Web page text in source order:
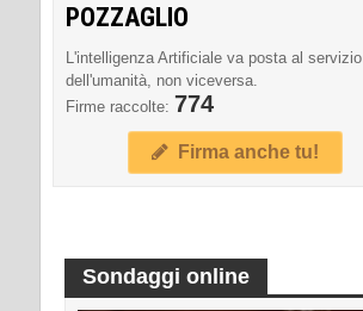
POZZAGLIO
L'intelligenza Artificiale va posta al servizio
dell'umanità, non viceversa.
Firme raccolte: 774
Firma anche tu!
Sondaggi online